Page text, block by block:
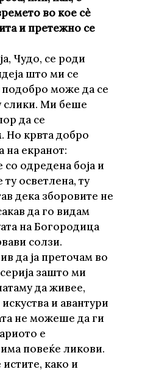
во кое сè
и претежно се
Чудо, се роди
што ми се
може да се
слики. Ми беше
да се
Но крвта добро
на екранот:
со одредена боја и
осветлена, ту
дека зборовите не
да го видам
на Богородица
солзи.
да ја преточам во
зашто ми
да живее,
и авантури
не можеше да ги
е
повеќе ликови.
како и